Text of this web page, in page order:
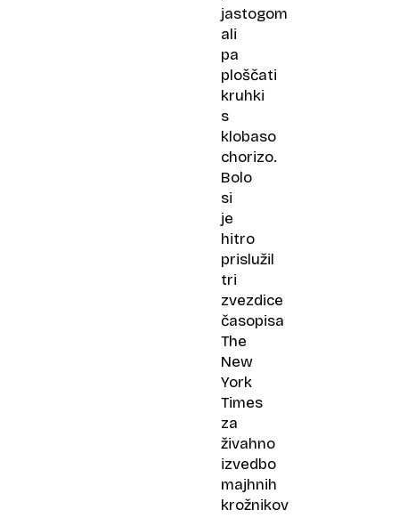
jastogom
ali
pa
ploščati
kruhki
s
klobaso
chorizo.
Bolo
si
je
hitro
prislužil
tri
zvezdice
časopisa
The
New
York
Times
za
živahno
izvedbo
majhnih
krožnikov